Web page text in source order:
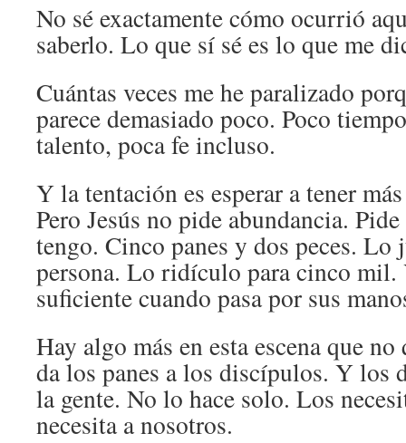
No sé exactamente cómo ocurrió
saberlo. Lo que sí sé es lo que me
Cuántas veces me he paralizado
parece demasiado poco. Poco
talento, poca fe incluso.
Y la tentación es esperar a tener
Pero Jesús no pide abundancia.
tengo. Cinco panes y dos peces. Lo
persona. Lo ridículo para cinco mil.
suficiente cuando pasa por sus
Hay algo más en esta escena que
da los panes a los discípulos. Y los
la gente. No lo hace solo. Los
necesita a nosotros.